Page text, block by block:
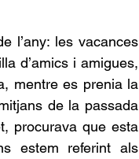
l’any: les vacances
d’amics i amigues,
mentre es prenia la
de la passada
procurava que esta